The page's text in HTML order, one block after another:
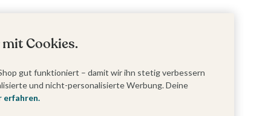
Cookies.
gut funktioniert – damit wir ihn stetig verbessern
und nicht-personalisierte Werbung. Deine
erfahren.